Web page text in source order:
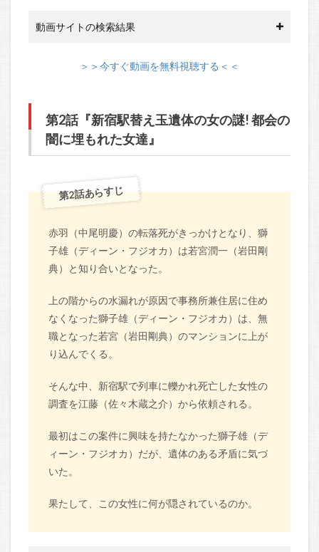
動画サイトの検索結果
＞＞今すぐ動画を無料視聴する＜＜
第2話『新宿駅替え玉遺体の女の謎! 都会の
闇に埋もれた女達』
第2話あらすじ
赤羽（中尾明慶）の転落死がきっかけとなり、獅
子雄（ディーン・フジオカ）は若宮潤一（岩田剛
典）と知り合いとなった。
上の階からの水漏れが原因で事務所兼住居に住め
なくなった獅子雄（ディーン・フジオカ）は、無
職となった若宮（岩田剛典）のマンションに上が
り込んでくる。
そんな中、新宿駅で列車に轢かれ死亡した女性の
調査を江藤（佐々木蔵之介）から依頼される。
最初はこの案件に興味を持たなかった獅子雄（デ
ィーン・フジオカ）だが、遺体のある矛盾に気づ
いた。
果たして、この女性に何が隠されているのか。